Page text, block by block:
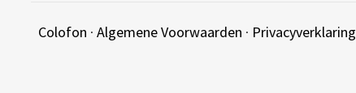
Colofon · Algemene Voorwaarden · Privacyverklaring